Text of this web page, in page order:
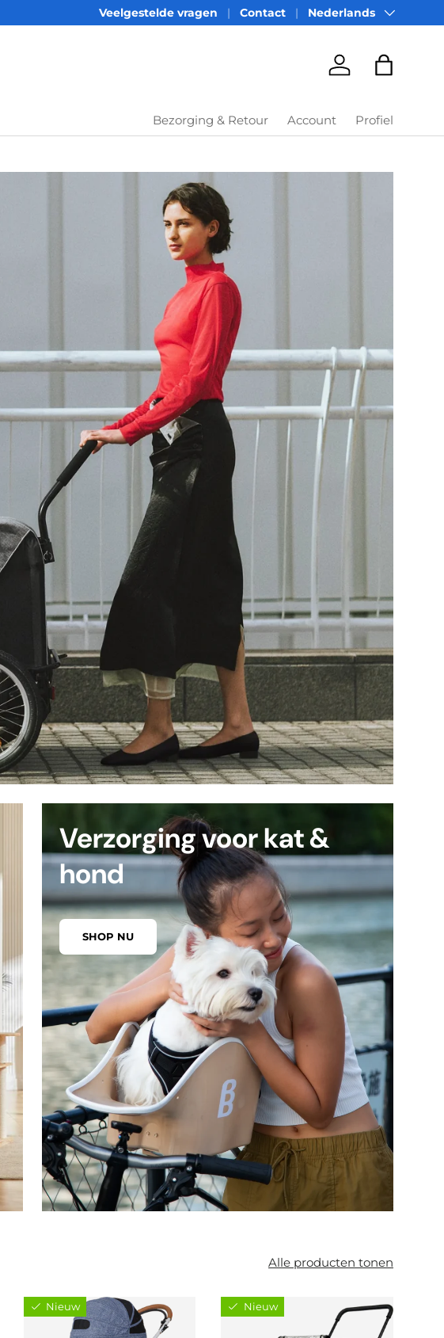
Veelgestelde vragen Contact Taal
Nederlands
AccountTas
Bezorging & Retour Account Profiel
Verzorging voor kat &
hond
SHOP NU
Alle producten tonen
Nieuw Nieuw